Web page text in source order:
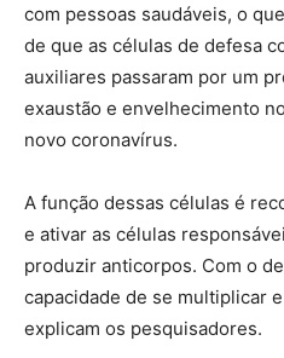
com pessoas saudáveis, o
de que as células de defesa
auxiliares passaram por um
exaustão e envelhecimento
novo coronavírus.
A função dessas células é
e ativar as células
produzir anticorpos. Com o
capacidade de se multiplicar
explicam os pesquisadores.